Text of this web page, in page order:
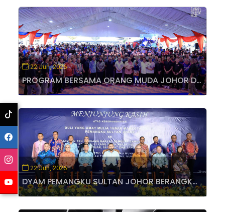
22 Jun, 2026
PROGRAM BERSAMA ORANG MUDA JOHOR DAN MAJLIS KURNIAAN BAKUL MAKANAN YAYASAN SULTAN IBRAHIM
22 Jun, 2026
DYAM PEMANGKU SULTAN JOHOR BERANGKAT KE JAMUAN TEH BERSAMA RAKYAT DI MUAR